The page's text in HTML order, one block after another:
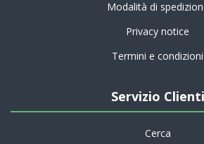
Modalità di
Privacy notice
Termini e condizioni
Servizio Clienti
Cerca